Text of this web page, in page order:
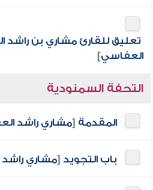
تعليق للقارئ مشاري بن راشد
العفاسي]
التحفة السمنودية
المقدمة [مشاري راشد
باب التجويد [مشاري